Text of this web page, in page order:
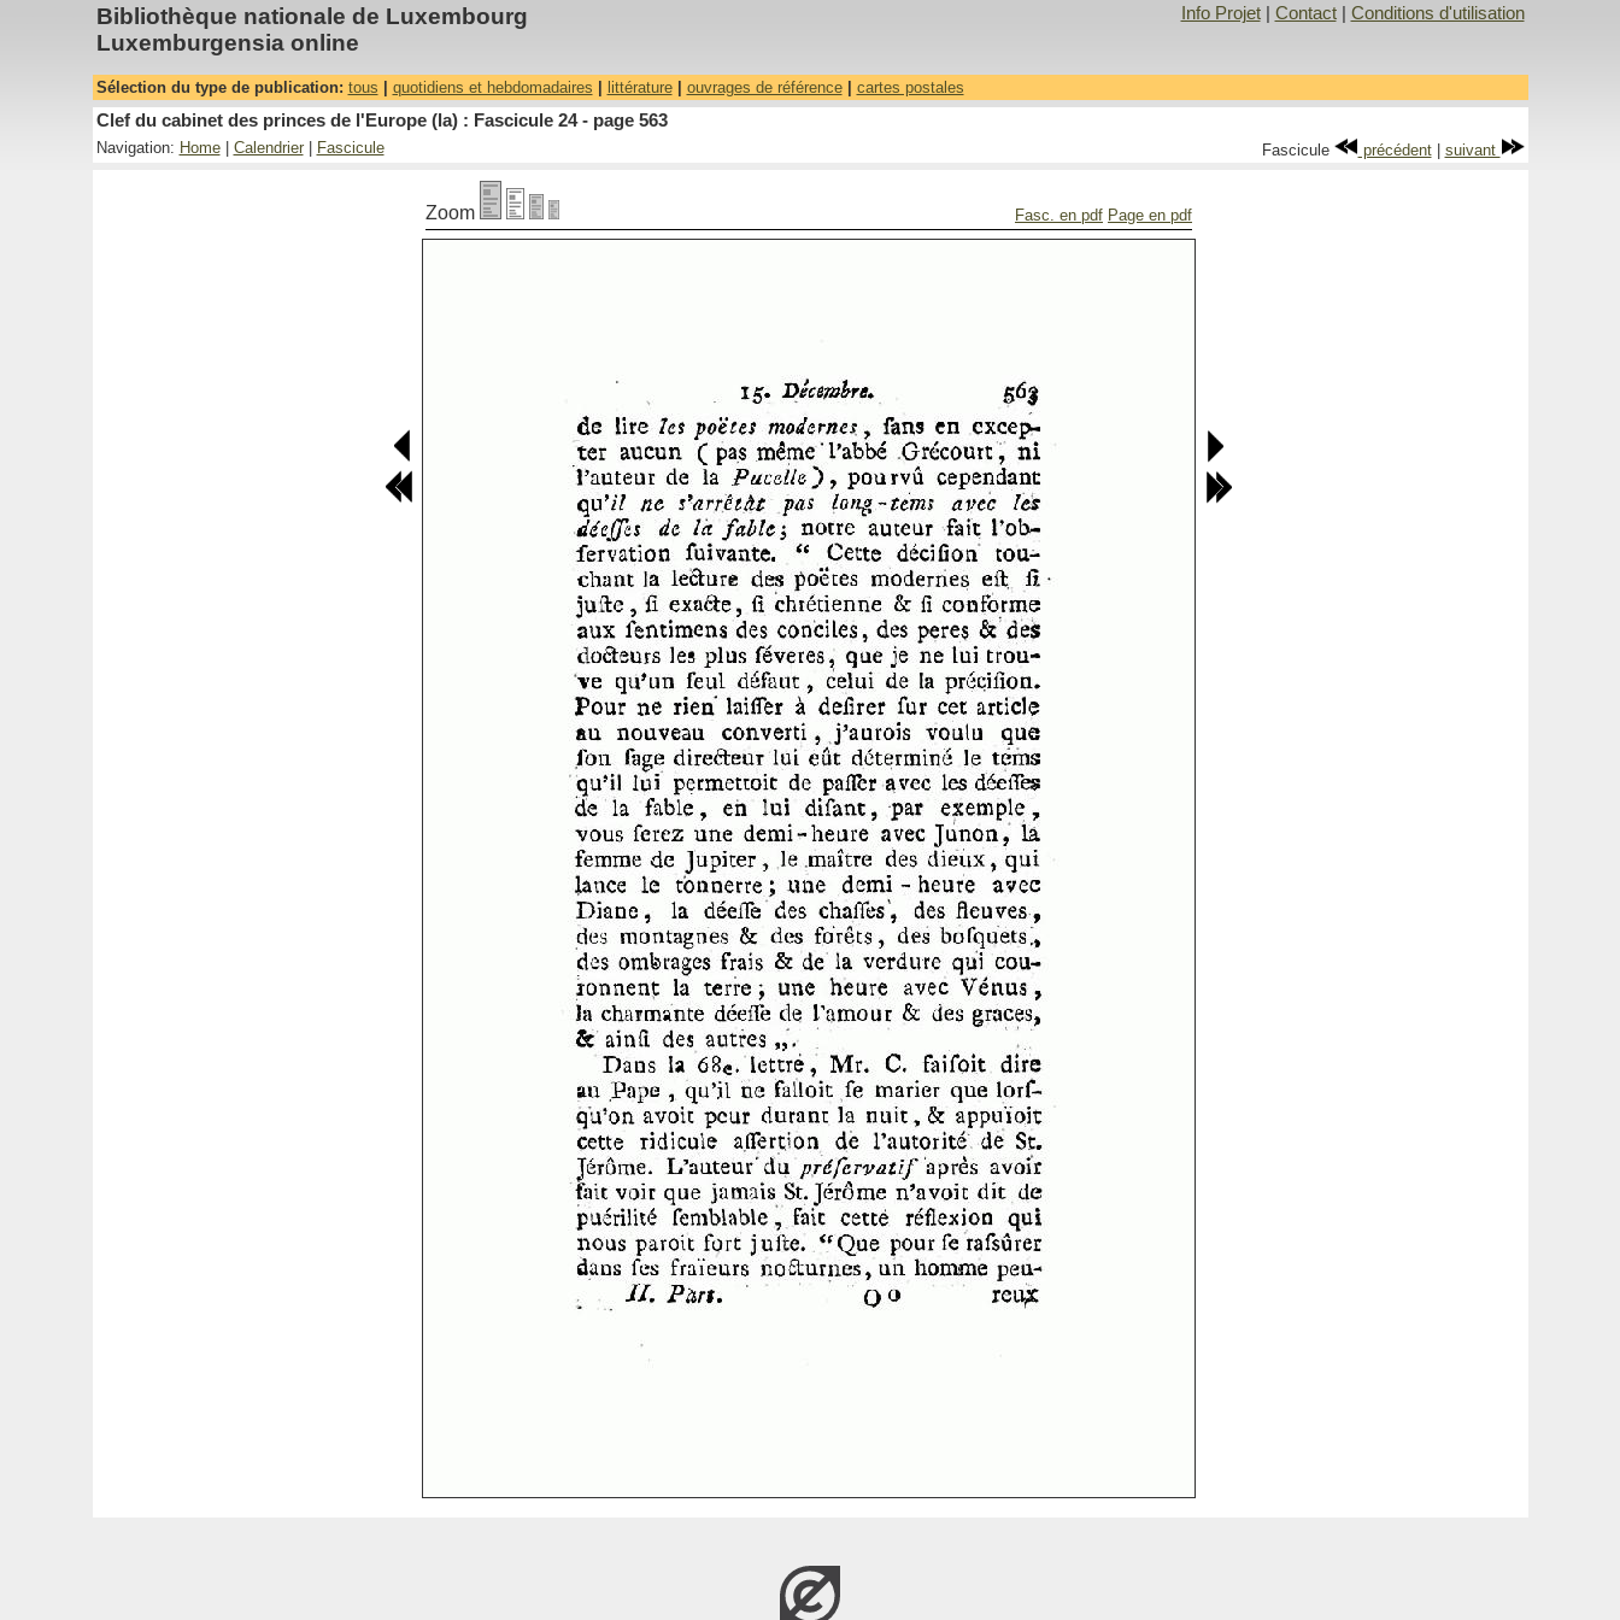
Bibliothèque nationale de Luxembourg
Luxemburgensia online
Info Projet| Contact| Conditions d'utilisation
Sélection du type de publication: tous quotidiens et hebdomadaires littérature| ouvrages de référence| cartes postales
Clef du cabinet des princes de l'Europe (la) : Fascicule 24 - page 563
Navigation: Home| Calendrier| Fascicule Fascicule précédent| suivant
Zoom Fasc. en pdf Page en pdf